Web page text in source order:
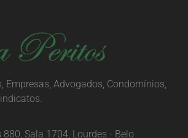
Empresas, Advogados, Condomínios,
Sala 1704, Lourdes - Belo